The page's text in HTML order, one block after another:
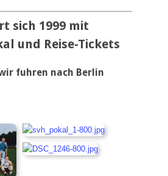
sich 1999 mit
und Reise-Tickets
fuhren nach Berlin